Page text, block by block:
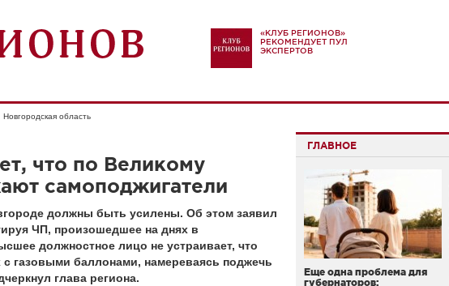
«КЛУБ РЕГИОНОВ»
РЕКОМЕНДУЕТ ПУЛ
ЭКСПЕРТОВ
Новгородская область
что по Великому
самоподжигатели
должны быть усилены. Об этом заявил
ЧП, произошедшее на днях в
должностное лицо не устраивает, что
газовыми баллонами, намереваясь поджечь
глава региона.
ГЛАВНОЕ
Еще одна проблема для
губернаторов: